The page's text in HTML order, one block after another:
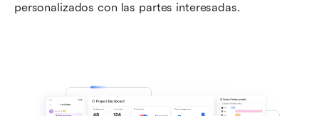
personalizados con las partes interesadas.